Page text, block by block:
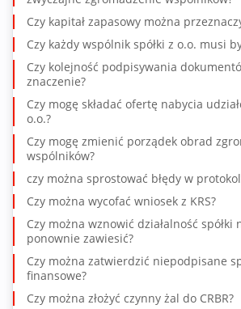
Czy kapitał zapasowy można
Czy każdy wspólnik spółki z o.o. musi
Czy kolejność podpisywania
znaczenie?
Czy mogę składać ofertę nabycia
o.o.?
Czy mogę zmienić porządek obrad
wspólników?
czy można sprostować błędy w
Czy można wycofać wniosek z KRS?
Czy można wznowić działalność
ponownie zawiesić?
Czy można zatwierdzić niepodpisane
finansowe?
Czy można złożyć czynny żal do CRBR?